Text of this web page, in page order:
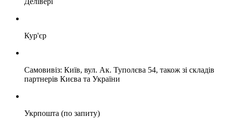
Кур'єр
Самовивіз: Київ, вул. Ак. Туполєва 54, також зі складів
партнерів Києва та України
Укрпошта (по запиту)